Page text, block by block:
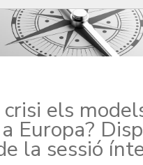
els
Europa?
la sessió